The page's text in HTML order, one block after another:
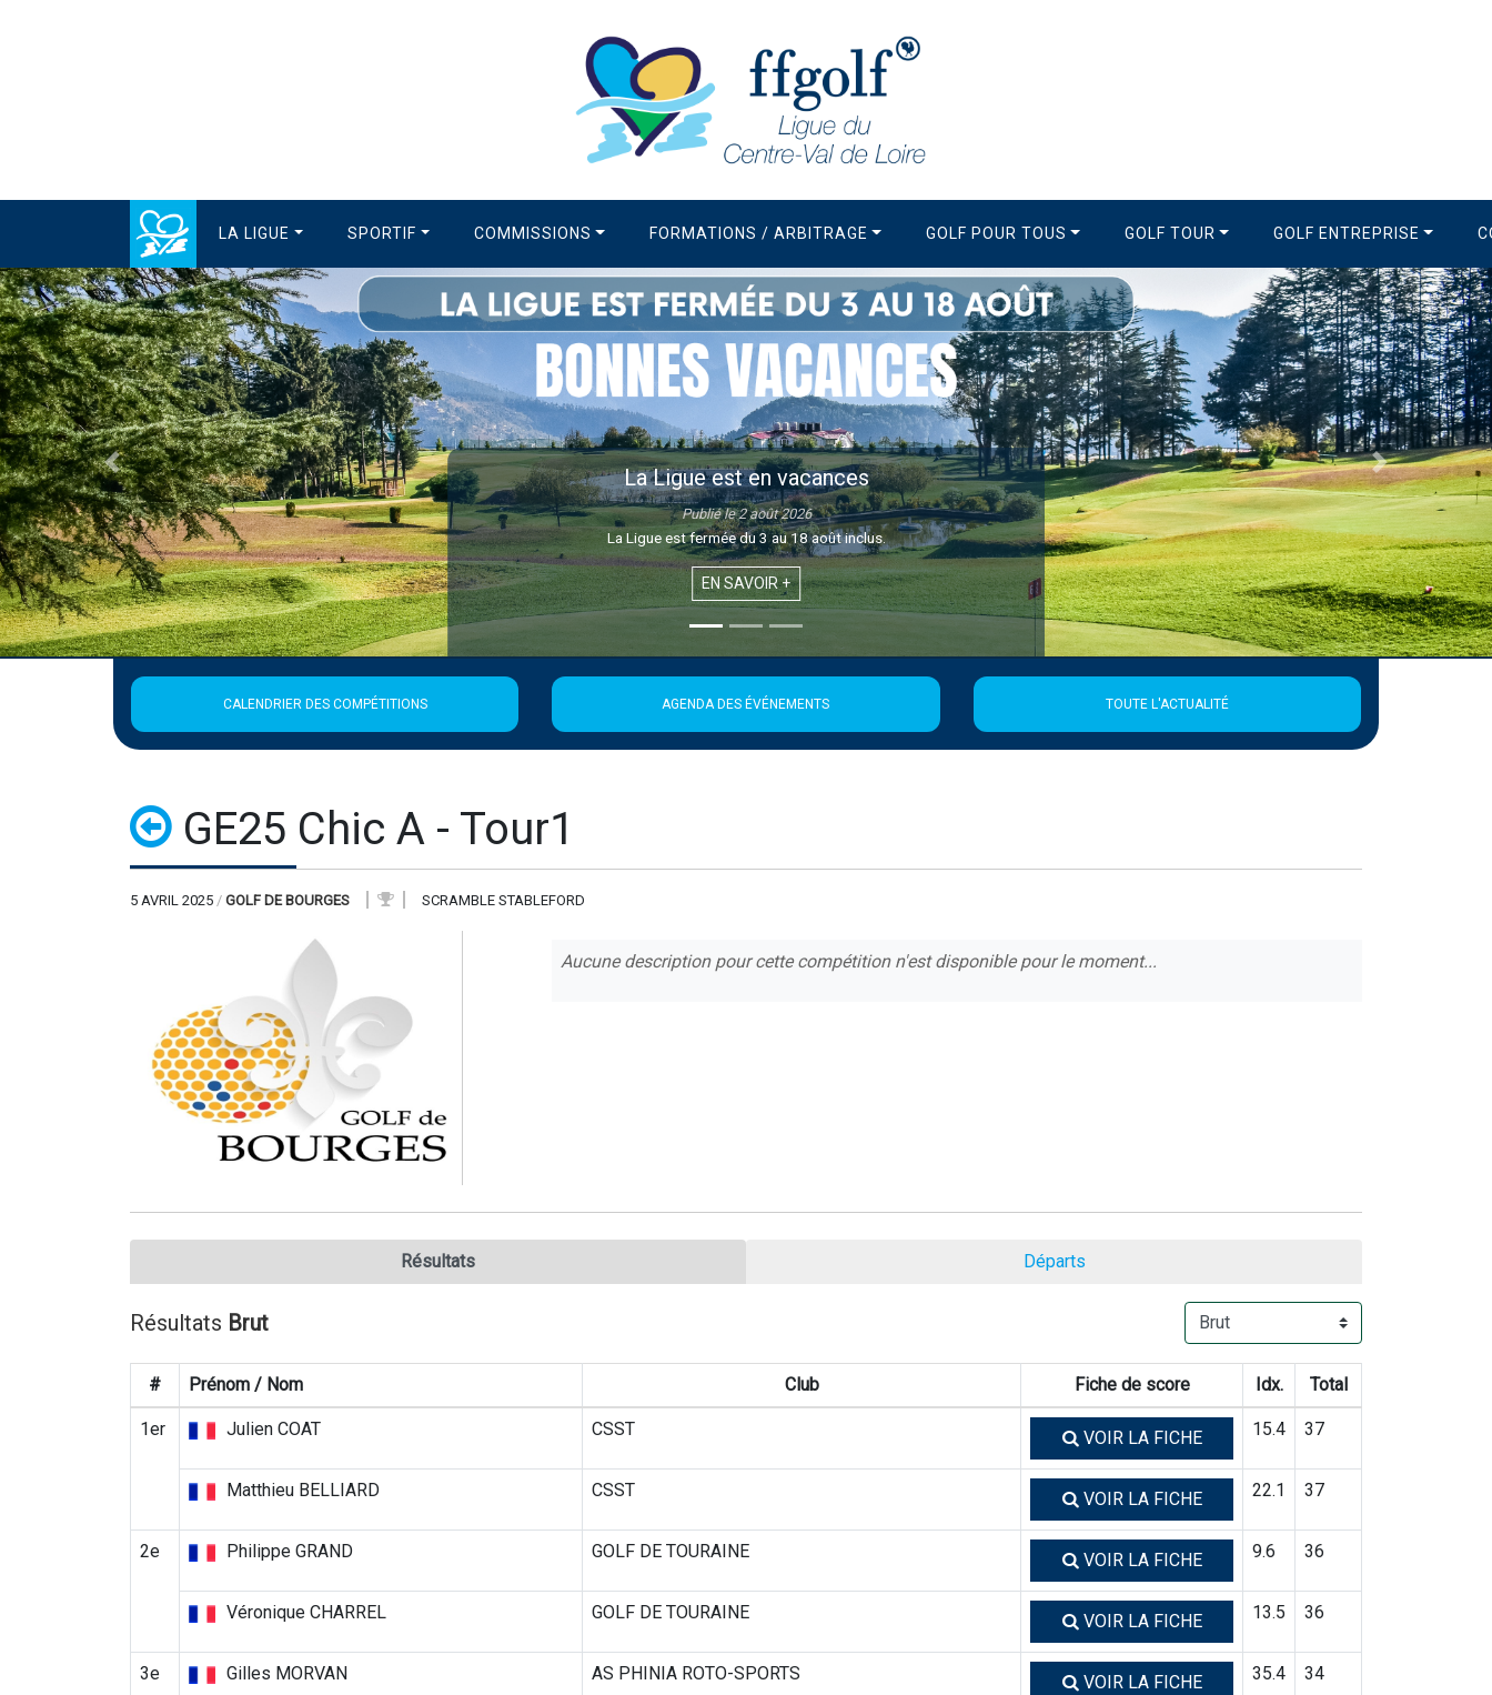
LA LIGUE SPORTIF COMMISSIONS FORMATIONS / ARBITRAGE GOLF POUR TOUS GOLF TOUR GOLF ENTREPRISE
La Newsletter de la Ligue
Publié le 1 août 2026
Retrouvez la 21ème édition de la Newsletter de la Ligue
EN SAVOIR +
Précédent Suivant
CALENDRIER DES COMPÉTITIONS AGENDA DES ÉVÉNEMENTS TOUTE L'ACTUALITÉ
GE25 Chic A - Tour1
5 AVRIL 2025 / GOLF DE BOURGES SCRAMBLE STABLEFORD
Aucune description pour cette compétition n'est disponible pour le moment...
Résultats Départs
Résultats Brut
# Prénom / Nom Club Fiche de score Idx. Total
1er Julien COAT CSST VOIR LA FICHE 15.4 37
Matthieu BELLIARD CSST VOIR LA FICHE 22.1 37
2e Philippe GRAND GOLF DE TOURAINE VOIR LA FICHE 9.6 36
Véronique CHARREL GOLF DE TOURAINE VOIR LA FICHE 13.5 36
3e Gilles MORVAN AS PHINIA ROTO-SPORTS VOIR LA FICHE 35.4 34